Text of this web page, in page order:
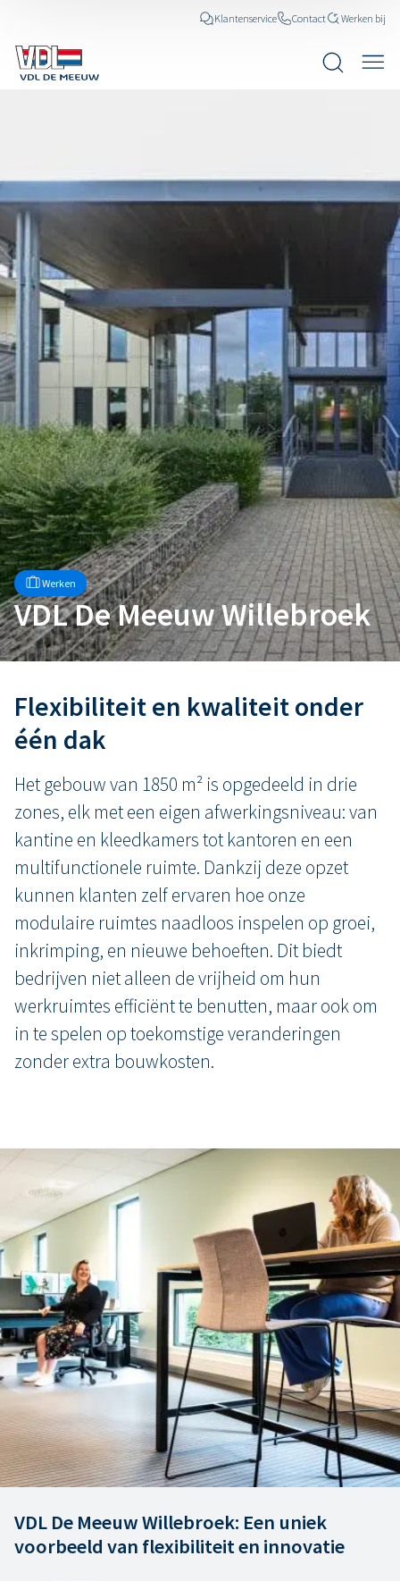
Klantenservice Contact Werken bij
Werken
VDL De Meeuw Willebroek
Flexibiliteit en kwaliteit onder
één dak
Het gebouw van 1850 m² is opgedeeld in drie
zones, elk met een eigen afwerkingsniveau: van
kantine en kleedkamers tot kantoren en een
multifunctionele ruimte. Dankzij deze opzet
kunnen klanten zelf ervaren hoe onze
modulaire ruimtes naadloos inspelen op groei,
inkrimping, en nieuwe behoeften. Dit biedt
bedrijven niet alleen de vrijheid om hun
werkruimtes efficiënt te benutten, maar ook om
in te spelen op toekomstige veranderingen
zonder extra bouwkosten.
VDL De Meeuw Willebroek: Een uniek
voorbeeld van flexibiliteit en innovatie